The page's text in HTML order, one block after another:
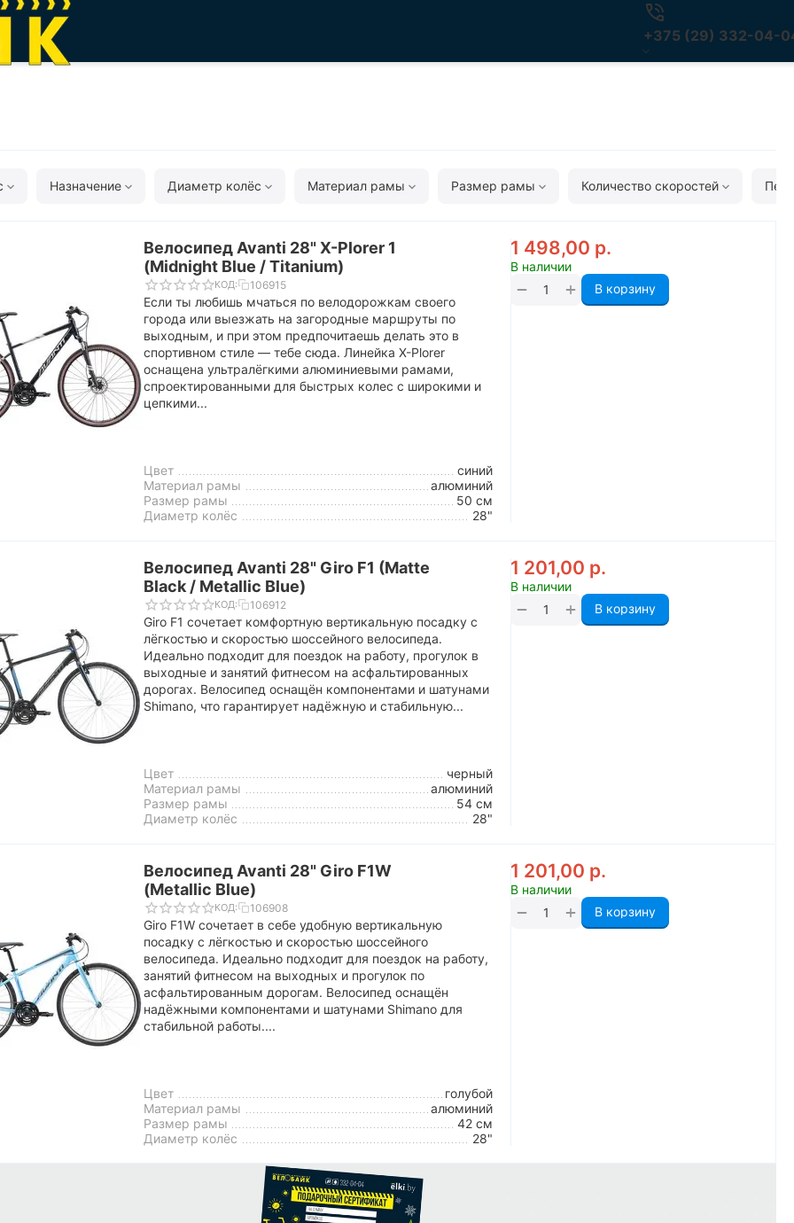
+375 (29) 332-04-
Назначение Диаметр колёс Материал рамы Размер рамы Количество скоростей
Велосипед Avanti 28" X-Plorer 1
(Midnight Blue / Titanium)
КОД: 106915
Если ты любишь мчаться по велодорожкам своего
города или выезжать на загородные маршруты по
выходным, и при этом предпочитаешь делать это в
спортивном стиле — тебе сюда. Линейка X-Plorer
оснащена ультралёгкими алюминиевыми рамами,
спроектированными для быстрых колес с широкими и
цепкими...
Цвет
синий
Материал рамы
алюминий
Размер рамы
50 см
Диаметр колёс
28"
1 498,00 р.
В наличии
+
− В корзину
Велосипед Avanti 28" Giro F1 (Matte
Black / Metallic Blue)
КОД: 106912
Giro F1 сочетает комфортную вертикальную посадку с
лёгкостью и скоростью шоссейного велосипеда.
Идеально подходит для поездок на работу, прогулок в
выходные и занятий фитнесом на асфальтированных
дорогах. Велосипед оснащён компонентами и шатунами
Shimano, что гарантирует надёжную и стабильную...
Цвет
черный
Материал рамы
алюминий
Размер рамы
54 см
Диаметр колёс
28"
1 201,00 р.
В наличии
+
− В корзину
Велосипед Avanti 28" Giro F1W
(Metallic Blue)
КОД: 106908
Giro F1W сочетает в себе удобную вертикальную
посадку с лёгкостью и скоростью шоссейного
велосипеда. Идеально подходит для поездок на работу,
занятий фитнесом на выходных и прогулок по
асфальтированным дорогам. Велосипед оснащён
надёжными компонентами и шатунами Shimano для
стабильной работы....
Цвет
голубой
Материал рамы
алюминий
Размер рамы
42 см
Диаметр колёс
28"
1 201,00 р.
В наличии
+
− В корзину